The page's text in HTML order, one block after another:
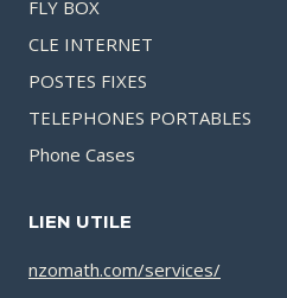
FLY BOX
CLE INTERNET
POSTES FIXES
TELEPHONES PORTABLES
Phone Cases
LIEN UTILE
nzomath.com/services/